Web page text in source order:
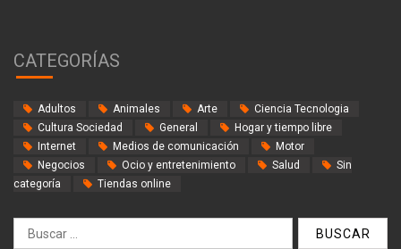
CATEGORÍAS
Adultos Animales Arte
Ciencia Tecnologia
Cultura Sociedad
General
Hogar y tiempo libre
Internet
Medios de comunicación
Motor
Negocios
Ocio y entretenimiento Salud
Sin
categoría
Tiendas online
Buscar: